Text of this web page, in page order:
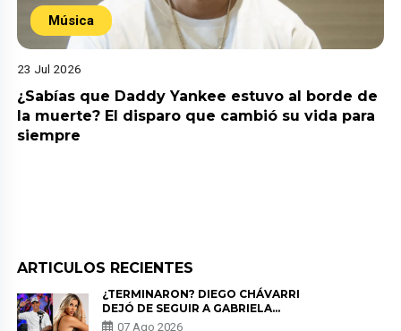
Música
23 Jul 2026
¿Sabías que Daddy Yankee estuvo al borde de
la muerte? El disparo que cambió su vida para
siempre
ARTICULOS RECIENTES
¿TERMINARON? DIEGO CHÁVARRI
DEJÓ DE SEGUIR A GABRIELA
HERRERA Y ANUNCIA SU SALIDA
07 Ago 2026